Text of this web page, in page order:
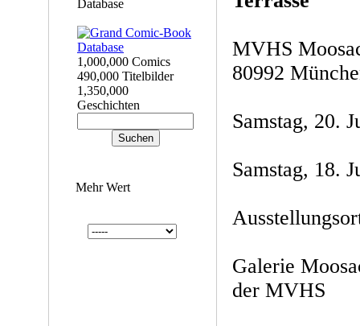
Database
1,000,000 Comics
490,000 Titelbilder
1,350,000
Geschichten
Mehr Wert
MVHS
80992
Samstag, 20.
Samstag, 18.
Galerie
der MVHS